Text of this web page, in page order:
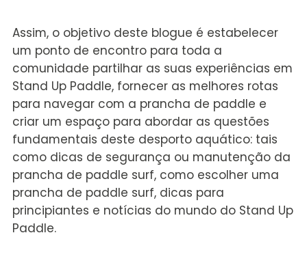
Assim, o objetivo deste blogue é estabelecer
um ponto de encontro para toda a
comunidade partilhar as suas experiências em
Stand Up Paddle, fornecer as melhores rotas
para navegar com a prancha de paddle e
criar um espaço para abordar as questões
fundamentais deste desporto aquático: tais
como dicas de segurança ou manutenção da
prancha de paddle surf, como escolher uma
prancha de paddle surf, dicas para
principiantes e notícias do mundo do Stand Up
Paddle.